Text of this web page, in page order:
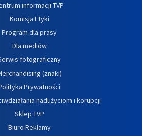
informacji TVP
Komisja Etyki
Program dla prasy
Dla mediów
fotograficzny
(znaki)
Prywatności
nadużyciom i korupcji
Sklep TVP
Biuro Reklamy